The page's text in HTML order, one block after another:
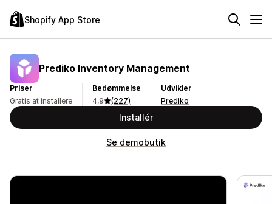
Shopify App Store
Prediko Inventory Management
Priser
Gratis at installere
Bedømmelse
4,9
(227)
Udvikler
Prediko
Installér
Se demobutik